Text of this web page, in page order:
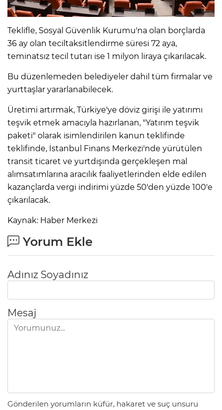
Teklifle, Sosyal Güvenlik Kurumu'na olan borçlarda
36 ay olan teciltaksitlendirme süresi 72 aya,
teminatsız tecil tutarı ise 1 milyon liraya çıkarılacak.
Bu düzenlemeden belediyeler dahil tüm firmalar ve
yurttaşlar yararlanabilecek.
Üretimi artırmak, Türkiye'ye döviz girişi ile yatırımı
teşvik etmek amacıyla hazırlanan, "Yatırım teşvik
paketi" olarak isimlendirilen kanun teklifinde
teklifinde, İstanbul Finans Merkezi'nde yürütülen
transit ticaret ve yurtdışında gerçekleşen mal
alımsatımlarına aracılık faaliyetlerinden elde edilen
kazançlarda vergi indirimi yüzde 50'den yüzde 100'e
çıkarılacak.
Kaynak: Haber Merkezi
Yorum Ekle
Adınız Soyadınız
Mesaj
Gönderilen yorumların küfür, hakaret ve suç unsuru